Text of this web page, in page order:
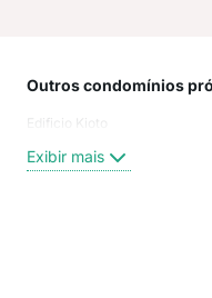
Outros condomínios
Edificio Kioto
Exibir mais